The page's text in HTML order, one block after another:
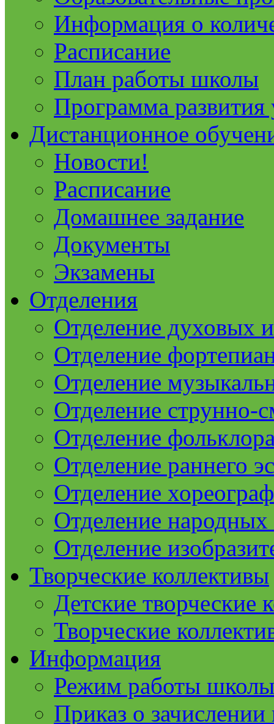
Информация о
Расписание
План работы школы
Программа
Дистанционное
Новости!
Расписание
Домашнее задание
Документы
Экзамены
Отделения
Отделение духовых
Отделение
Отделение
Отделение струнно-
Отделение
Отделение раннего
Отделение
Отделение народных
Отделение
Творческие коллективы
Детские творческие
Творческие
Информация
Режим работы школы
Приказ о зачислении